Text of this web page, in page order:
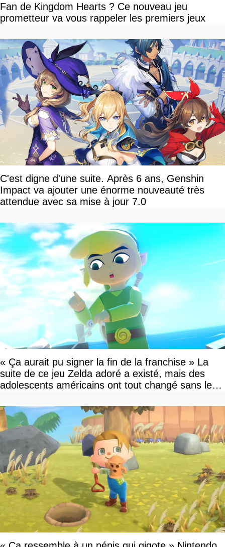
Fan de Kingdom Hearts ? Ce nouveau jeu
prometteur va vous rappeler les premiers jeux
C'est digne d'une suite. Après 6 ans, Genshin
Impact va ajouter une énorme nouveauté très
attendue avec sa mise à jour 7.0
« Ça aurait pu signer la fin de la franchise » La
suite de ce jeu Zelda adoré a existé, mais des
adolescents américains ont tout changé sans le